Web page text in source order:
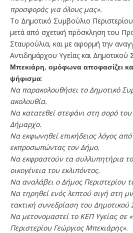
προσφοράς για όλους μας».
Το Δημοτικό Συμβούλιο
μετά από σχετική πρόσκληση του
Σταυρούλια, και με αφορμή την
Αντιδημάρχου Υγείας και
Μπεκιάρη, ομόφωνα αποφασίζει
ψήφισμα:
Να παρακολουθήσει το Δημοτικό
ακολουθία.
Να κατατεθεί στεφάνι στη σορό
Δήμαρχο.
Να εκφωνηθεί επικήδειος λόγος
εκπροσωπώντας τον Δήμο.
Να εκφραστούν τα συλλυπητήρια
οικογένεια του εκλιπόντος.
Να αναλάβει ο Δήμος Περιστερίου
Να τηρηθεί ενός λεπτού σιγή στη
τακτική συνεδρίαση του Δημοτικού
Να μετονομαστεί το ΚΕΠ Υγείας σε
Περιστερίου Γεώργιος Μπεκιάρης».